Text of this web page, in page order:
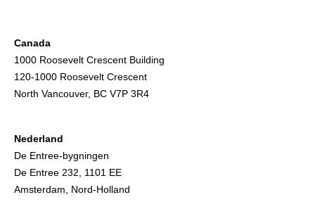
Canada
1000 Roosevelt Crescent Building
120-1000 Roosevelt Crescent
North Vancouver, BC V7P 3R4
Nederland
De Entree-bygningen
De Entree 232, 1101 EE
Amsterdam, Nord-Holland